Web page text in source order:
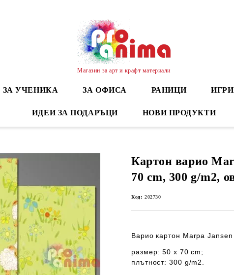
Магазин за арт и крафт материали
ЗА УЧЕНИКА ЗА ОФИСА РАНИЦИ
ИДЕИ ЗА ПОДАРЪЦИ НОВИ ПРОДУКТИ
Картон варио
70 cm, 300 g/m2,
Код: 202730
Варио картон Marpa Jansen
размер: 50 x 70 cm;
плътност: 300 g/m2